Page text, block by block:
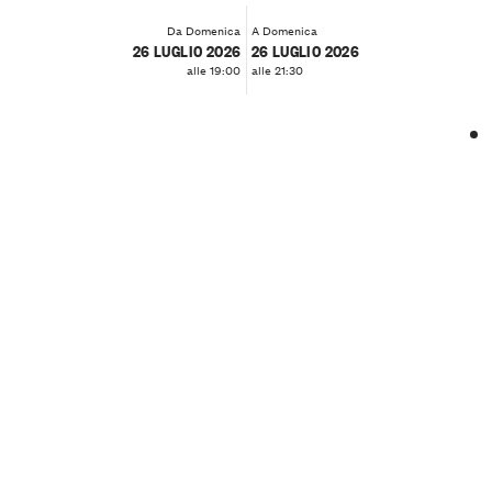
Da Domenica
26 LUGLIO 2026
alle 19:00
A Domenica
26 LUGLIO 2026
alle 21:30